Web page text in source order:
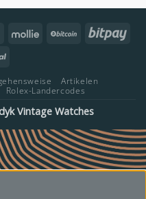
IDeal Mollie BitCoin
PayPal
Artikelen
Rolex-Landercodes
Vintage Watches